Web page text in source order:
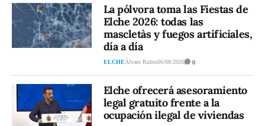
La pólvora toma las Fiestas de
Elche 2026: todas las
mascletàs y fuegos artificiales,
día a día
ELCHEÁlvaro Rubio06/08/2026 0
Elche ofrecerá asesoramiento
legal gratuito frente a la
ocupación ilegal de viviendas